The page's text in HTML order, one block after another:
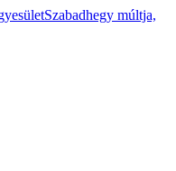
Szabadhegy múltja,